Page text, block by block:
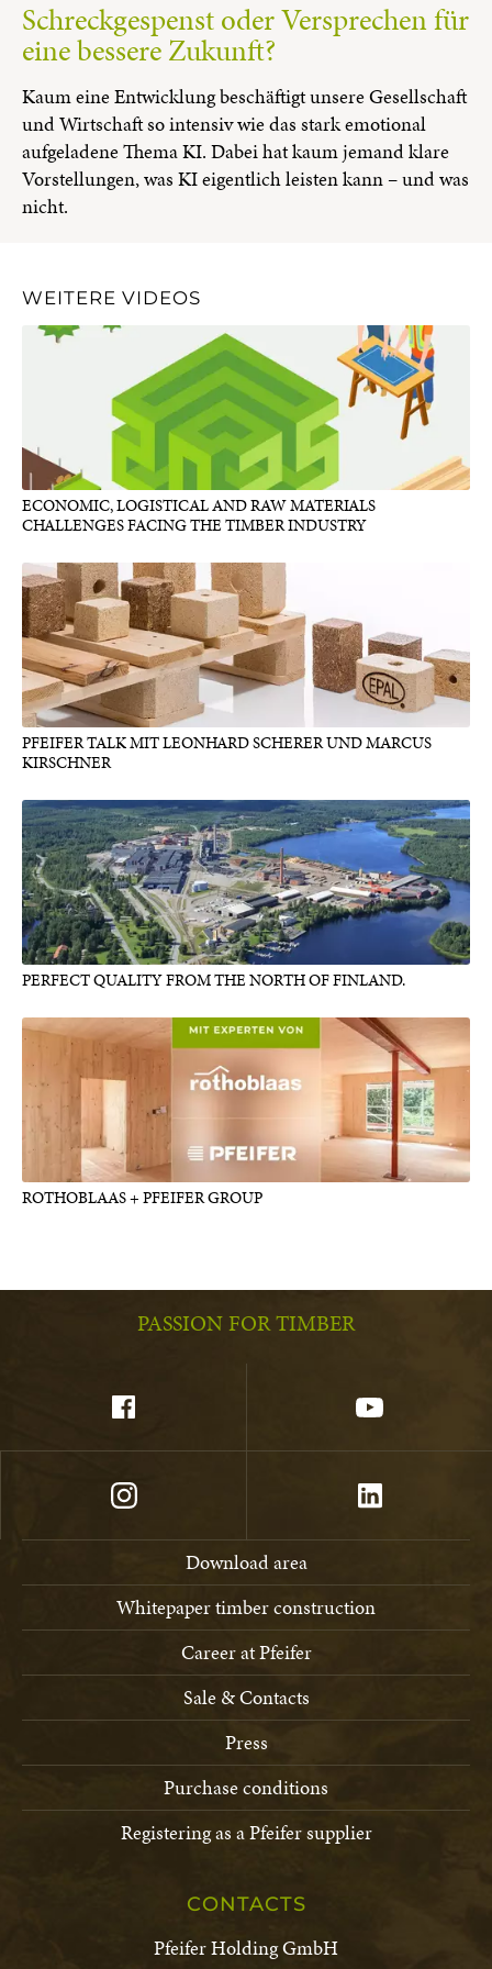
Schreckgespenst oder Versprechen für
eine bessere Zukunft?
Kaum eine Entwicklung beschäftigt unsere Gesellschaft
und Wirtschaft so intensiv wie das stark emotional
aufgeladene Thema KI. Dabei hat kaum jemand klare
Vorstellungen, was KI eigentlich leisten kann – und was
nicht.
WEITERE VIDEOS
ECONOMIC, LOGISTICAL AND RAW MATERIALS
CHALLENGES FACING THE TIMBER INDUSTRY
PFEIFER TALK MIT LEONHARD SCHERER UND MARCUS
KIRSCHNER
PERFECT QUALITY FROM THE NORTH OF FINLAND.
ROTHOBLAAS + PFEIFER GROUP
PASSION FOR TIMBER
Download area
Whitepaper timber construction
Career at Pfeifer
Sale & Contacts
Press
Purchase conditions
Registering as a Pfeifer supplier
CONTACTS
Pfeifer Holding GmbH